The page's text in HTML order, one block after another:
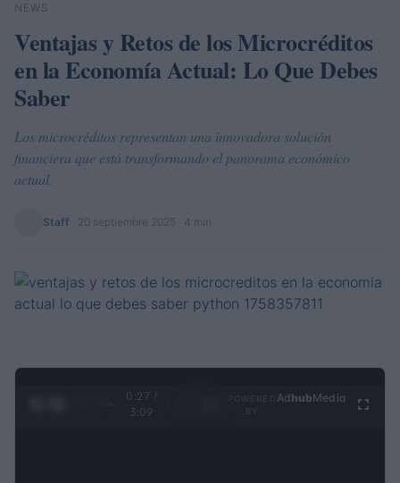
Buscar
NEWS
Ventajas y Retos de los Microcréditos
en la Economía Actual: Lo Que Debes
Saber
Los microcréditos representan una innovadora solución
financiera que está transformando el panorama económico
actual.
Staff 20 septiembre 2025 · 4 min
0:28 /
3:09
Ad hubMedia